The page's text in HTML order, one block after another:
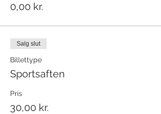
0,00 kr.
Salg slut
Billettype
Sportsaften
Pris
30,00 kr.